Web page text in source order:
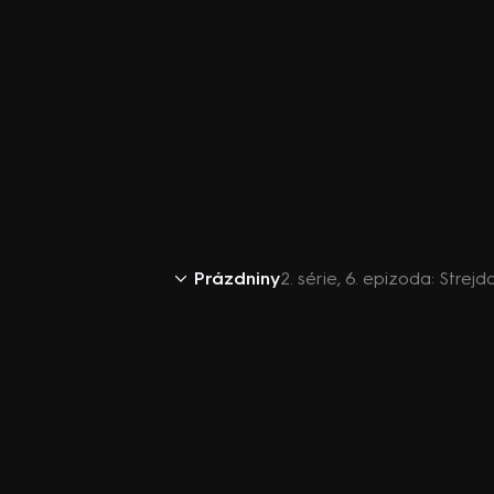
Prázdniny2. série, 6. epizoda: